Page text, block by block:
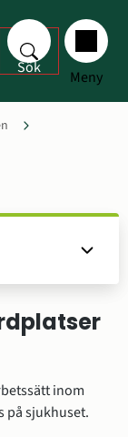
Sök Meny
inom
på sjukhuset.